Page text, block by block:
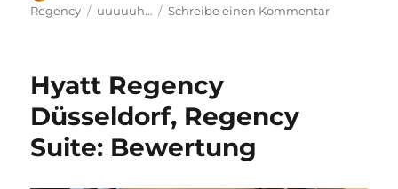
am
Regency
Schlagwörter
uuuuuh… Schreibe einen Kommentarzu
Hyatt Regency
Düsseldorf, Regency
Suite: Bewertung